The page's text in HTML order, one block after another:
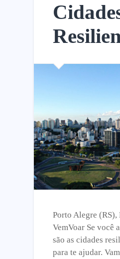
Porto Alegre
VemVoar Se você
são as cidades
para te ajudar.